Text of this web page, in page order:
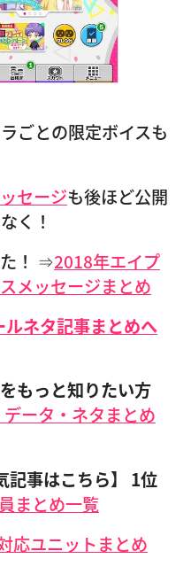
ごとの限定ボイスも
セージも後ほど公開
く！
！ ⇒2018年エイプ
メッセージまとめ
ネタ記事まとめへ
もっと知りたい方
ータ・ネタまとめ
記事はこちら】
1位
まとめ一覧
応ユニットまとめ